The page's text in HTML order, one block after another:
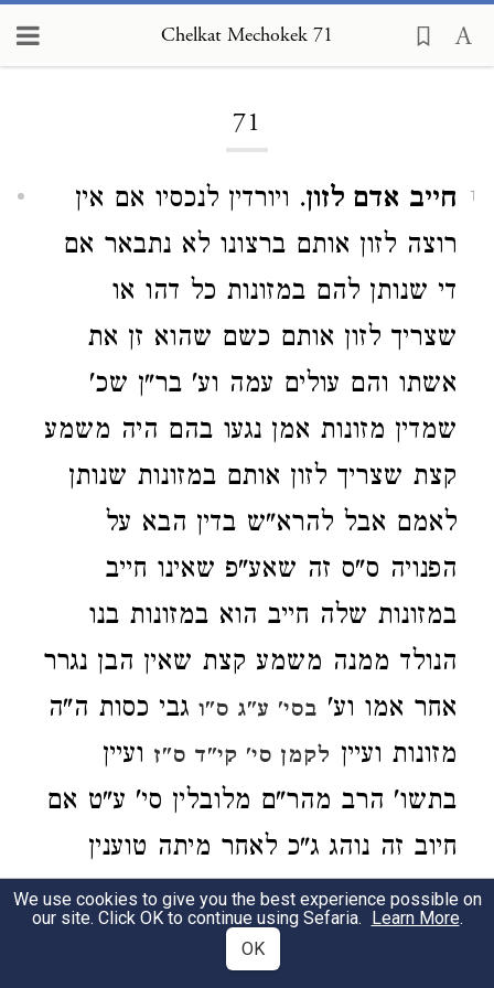
Chelkat Mechokek 71
71
1 חייב אדם לזון. ויורדין לנכסיו אם אין
רוצה לזון אותם ברצונו לא נתבאר אם
די שנותן להם במזונות כל דהו או
שצריך לזון אותם כשם שהוא זן את
אשתו והם עולים עמה וע' בר"ן שכ'
שמדין מזונות אמן נגעו בהם היה משמע
קצת שצריך לזון אותם במזונות שנותן
לאמם אבל להרא"ש בדין הבא על
הפנויה ס"ס זה שאע"פ שאינו חייב
במזונות שלה חייב הוא במזונות בנו
הנולד ממנה משמע קצת שאין הבן נגרר
אחר אמו וע' בסי' ע"ג ס"ו גבי כסות ה"ה
מזונות ועיין לקמן סי' קי"ד ס"ז ועיין
בתשו' הרב מהר"ם מלובלין סי' ע"ט אם
חיוב זה נוהג ג"כ לאחר מיתה טוענין
הקטנים שקודם חלוקה יתנו להם מזונות
עד שש ואחר כך יחלוקו הנכסים בשוה:
We use cookies to give you the best experience possible on
our site. Click OK to continue using Sefaria. Learn More.
OK